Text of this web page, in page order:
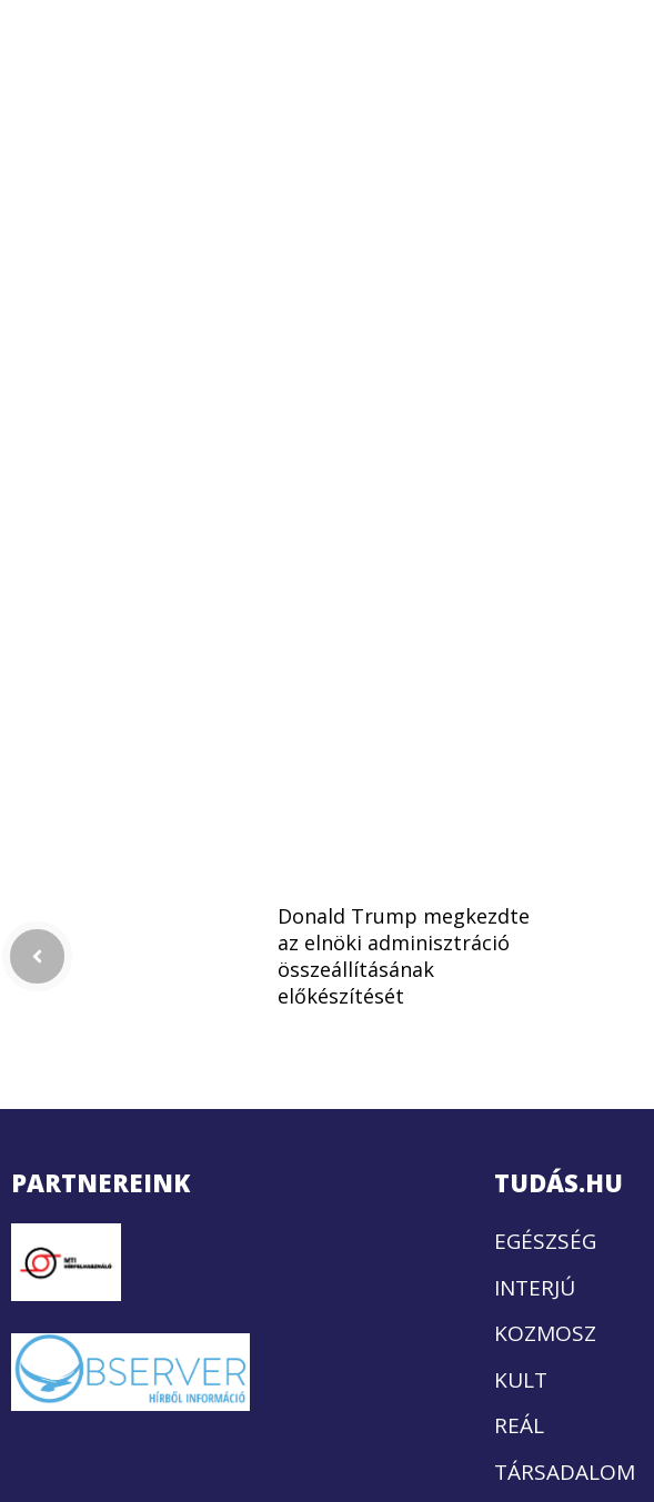
Donald Trump megkezdte
az elnöki adminisztráció
összeállításának
előkészítését
PARTNEREINK TUDÁS.HU
EGÉSZSÉG
INTERJÚ
KOZMOSZ
KULT
REÁL
TÁRSADALOM